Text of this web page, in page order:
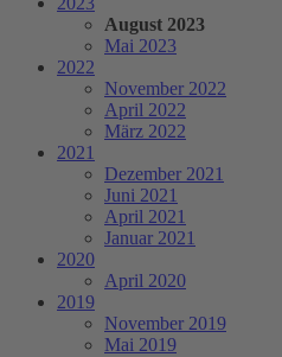
August 2023
Mai 2023
2022
November 2022
April 2022
März 2022
2021
Dezember 2021
Juni 2021
April 2021
Januar 2021
2020
April 2020
2019
November 2019
Mai 2019